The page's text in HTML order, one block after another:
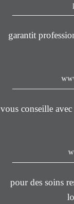
garantit
vous conseille
pour des soins